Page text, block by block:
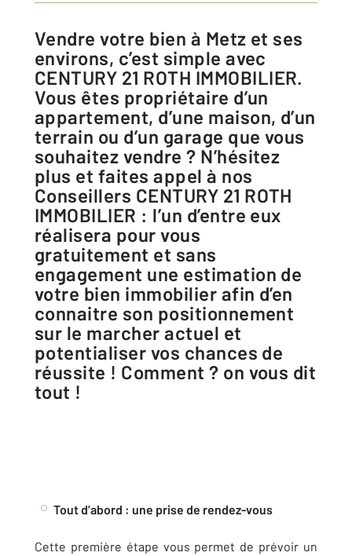
Vendre votre bien à Metz et ses
environs, c’est simple avec
CENTURY 21 ROTH IMMOBILIER.
Vous êtes propriétaire d’un
appartement, d’une maison, d’un
terrain ou d’un garage que vous
souhaitez vendre ? N’hésitez
plus et faites appel à nos
Conseillers CENTURY 21 ROTH
IMMOBILIER : l’un d’entre eux
réalisera pour vous
gratuitement et sans
engagement une estimation de
votre bien immobilier afin d’en
connaitre son positionnement
sur le marcher actuel et
potentialiser vos chances de
réussite ! Comment ? on vous dit
tout !
Tout d’abord : une prise de rendez-vous
Cette première étape vous permet de prévoir un